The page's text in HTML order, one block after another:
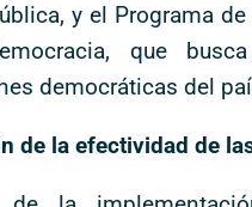
y el Programa
que
democráticas del
de la efectividad de